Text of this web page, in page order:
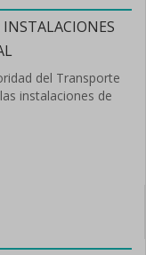
del Transporte
instalaciones de